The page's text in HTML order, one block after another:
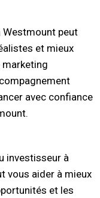
Westmount peut
et mieux
avec confiance
investisseur à
vous aider à mieux
et les